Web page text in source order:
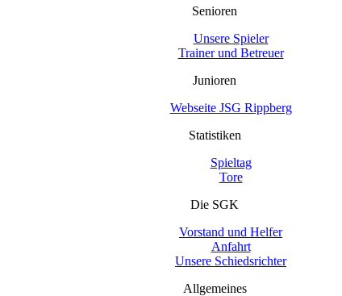
Senioren
Unsere Spieler
Trainer und Betreuer
Junioren
Webseite JSG Rippberg
Statistiken
Spieltag
Tore
Die SGK
Vorstand und Helfer
Anfahrt
Unsere Schiedsrichter
Allgemeines